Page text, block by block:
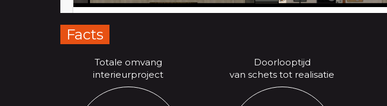
Facts
Totale omvang
interieurproject
Doorlooptijd
van schets tot realisatie